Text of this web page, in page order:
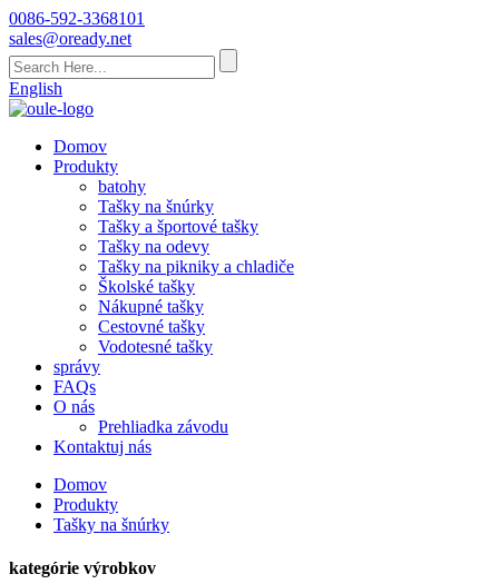
0086-592-3368101
sales@oready.net
English
Domov
Produkty
batohy
Tašky na šnúrky
Tašky a športové tašky
Tašky na odevy
Tašky na pikniky a chladiče
Školské tašky
Nákupné tašky
Cestovné tašky
Vodotesné tašky
správy
FAQs
O nás
Prehliadka závodu
Kontaktuj nás
Domov
Produkty
Tašky na šnúrky
kategórie výrobkov